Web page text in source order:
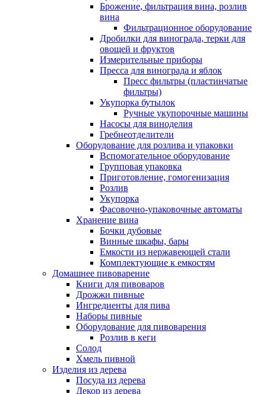
Брожение, фильтрация вина, розлив
вина
Фильтрационное оборудование
Дробилки для винограда, терки для
овощей и фруктов
Измерительные приборы
Пресса для винограда и яблок
Пресс фильтры (пластинчатые
фильтры)
Укупорка бутылок
Ручные укупорочные машины
Насосы для виноделия
Гребнеотделители
Оборудование для розлива и упаковки
Вспомогательное оборудование
Групповая упаковка
Приготовление, гомогенизация
Розлив
Укупорка
Фасовочно-упаковочные автоматы
Хранение вина
Бочки дубовые
Винные шкафы, бары
Емкости из нержавеющей стали
Комплектующие к емкостям
Домашнее пивоварение
Книги для пивоваров
Дрожжи пивные
Ингредиенты для пива
Наборы пивные
Оборудование для пивоварения
Розлив в кеги
Солод
Хмель пивной
Изделия из дерева
Посуда из дерева
Декор из дерева